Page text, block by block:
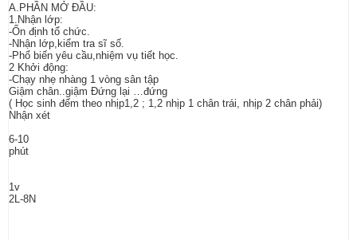
A.PHẦN MỞ ĐẦU:
1.Nhận lớp:
-Ốn định tổ chức.
-Nhận lớp,kiểm tra sĩ số.
-Phổ biến yêu cầu,nhiệm vụ tiết học.
2 Khởi động:
-Chạy nhẹ nhàng 1 vòng sân tập
Giậm chân..giậm Đứng lại …đứng
( Học sinh đếm theo nhịp1,2 ; 1,2 nhịp 1 chân trái, nhịp 2 chân phải)
Nhận xét
6-10
phút
1v
2L-8N